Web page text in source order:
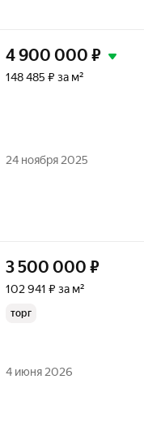
4 900 000 ₽
148 485 ₽ за м²
24 ноября 2025
3 500 000 ₽
102 941 ₽ за м²
торг
4 июня 2026